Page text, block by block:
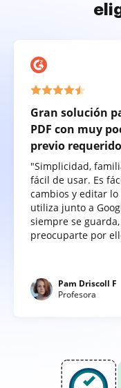
Gran solución
PDF con muy
previo
"Simplicidad,
fácil de usar. Es
cambios y editar lo
utiliza junto a
siempre se
preocuparte por
Pam Driscoll F
Profesora